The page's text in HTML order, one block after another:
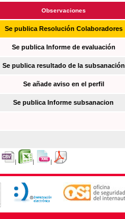
Observaciones
Se publica Resolución Colaboradores
Se publica Informe de evaluación
Se publica resultado de la subsanación
Se añade aviso en el perfil
Se publica Informe subsanacion
| | |